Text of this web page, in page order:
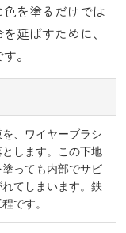
を塗るだけでは
延ばすために、
。
、ワイヤーブラシ
します。この下地
っても内部でサビ
てしまいます。鉄
です。